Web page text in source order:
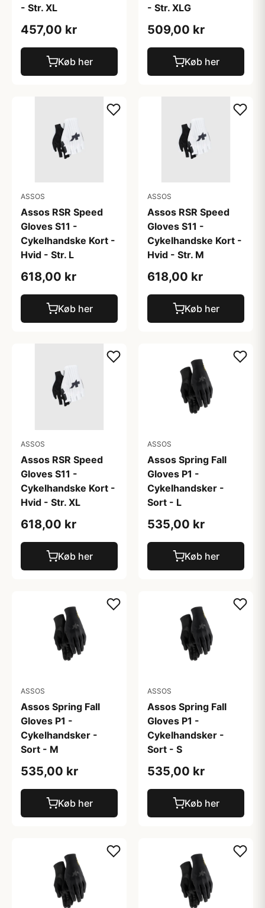
- Str. XL
457,00 kr
Køb her
- Str. XLG
509,00 kr
Køb her
ASSOS
Assos RSR Speed
Gloves S11 -
Cykelhandske Kort -
Hvid - Str. L
618,00 kr
Køb her
ASSOS
Assos RSR Speed
Gloves S11 -
Cykelhandske Kort -
Hvid - Str. M
618,00 kr
Køb her
ASSOS
Assos RSR Speed
Gloves S11 -
Cykelhandske Kort -
Hvid - Str. XL
618,00 kr
Køb her
ASSOS
Assos Spring Fall
Gloves P1 -
Cykelhandsker -
Sort - L
535,00 kr
Køb her
ASSOS
Assos Spring Fall
Gloves P1 -
Cykelhandsker -
Sort - M
535,00 kr
Køb her
ASSOS
Assos Spring Fall
Gloves P1 -
Cykelhandsker -
Sort - S
535,00 kr
Køb her